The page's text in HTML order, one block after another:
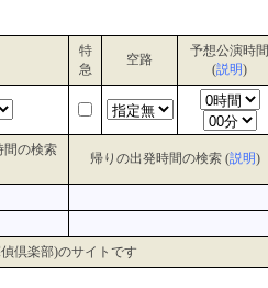
特
急
空路
予想公演時間
(説明)
間の検索
帰りの出発時間の検索 (説明)
倶楽部)のサイトです